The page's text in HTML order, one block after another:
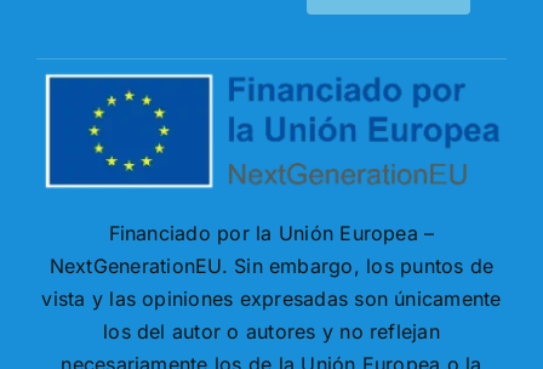
Financiado por la Unión Europea –
NextGenerationEU. Sin embargo, los puntos de
vista y las opiniones expresadas son únicamente
los del autor o autores y no reflejan